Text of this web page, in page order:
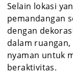
Selain lokasi
pemandangan
dengan
dalam
nyaman untuk
beraktivitas.